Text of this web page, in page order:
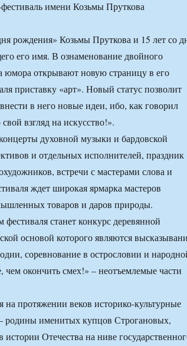
рождения» Козьмы Пруткова и 15 лет со
его имя. В ознаменование двойного
юмора открывают новую страницу в его
приставку «арт». Новый статус позволит
в него новые идеи, ибо, как говорил
взгляд на искусство!».
духовной музыки и бардовской
и отдельных исполнителей, праздник
встречи с мастерами слова и
ждет широкая ярмарка мастеров
товаров и даров природы.
станет конкурс деревянной
основой которого являются
соревнование в острословии и
чем окончить смех!» – неотъемлемые части
протяжении веков историко-культурные
родины именитых купцов Строгановых,
Отечества на ниве